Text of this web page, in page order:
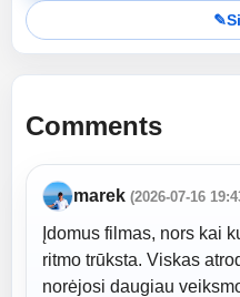
✎
Comments
marek (2026-07-16
Įdomus filmas, nors kai
ritmo trūksta. Viskas
norėjosi daugiau